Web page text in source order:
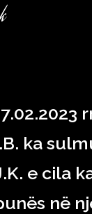
9, 2023
ka
e cila
në